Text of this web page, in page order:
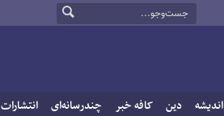
اندیشه دین کافه خبر چندرسانه‌ای انتشارات